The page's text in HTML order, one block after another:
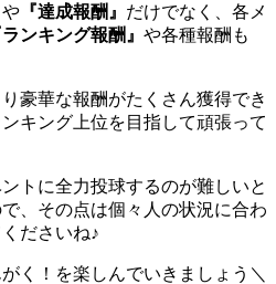
や 『達成報酬』 だけでなく、各メ
ランキング報酬』 や各種報酬も
豪華な報酬がたくさん獲得でき
キング上位を目指して頑張って
トに全力投球するのが難しいと
、その点は個々人の状況に合わ
ださいね♪
く！を楽しんでいきましょう＼